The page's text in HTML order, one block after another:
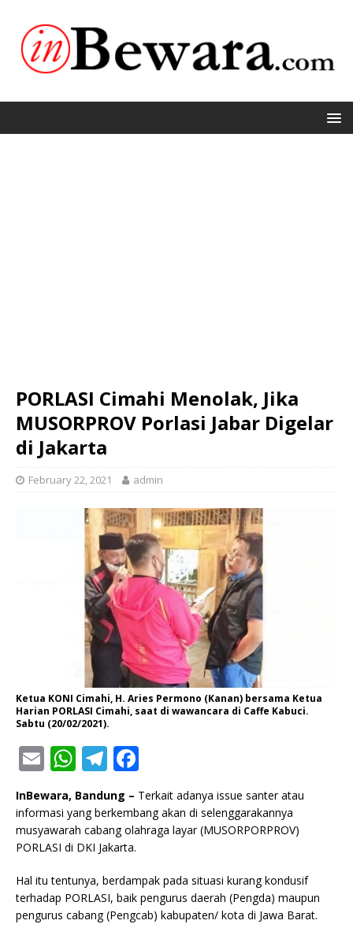
PORLASI Cimahi Menolak, Jika
MUSORPROV Porlasi Jabar Digelar
di Jakarta
February 22, 2021 admin
Ketua KONI Cimahi, H. Aries Permono (Kanan) bersama Ketua
Harian PORLASI Cimahi, saat di wawancara di Caffe Kabuci.
Sabtu (20/02/2021).
E
ai
l
W
h
at
s
A
p
p
T
e
g
ra
m
a
c
e
o
o
InBewara, Bandung – Terkait adanya issue santer atau
informasi yang berkembang akan di selenggarakannya
musyawarah cabang olahraga layar (MUSORPORPROV)
PORLASI di DKI Jakarta.
Hal itu tentunya, berdampak pada situasi kurang kondusif
terhadap PORLASI, baik pengurus daerah (Pengda) maupun
pengurus cabang (Pengcab) kabupaten/ kota di Jawa Barat.